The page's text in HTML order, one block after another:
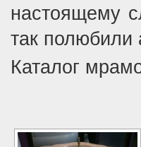
настоящему
так полюбили
Каталог